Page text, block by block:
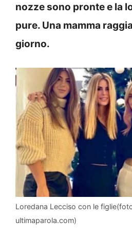
nozze sono pronte e la
pure. Una mamma
giorno.
Loredana Lecciso con le
ultimaparola.com)